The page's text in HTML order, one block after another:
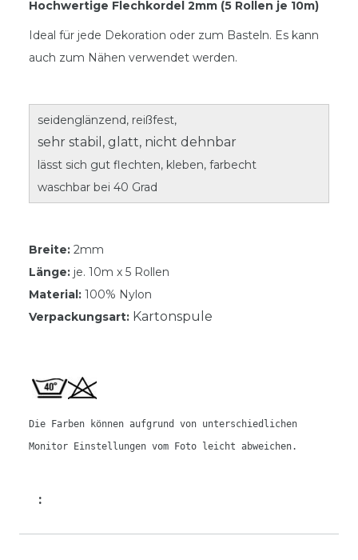
Hochwertige Flechkordel 2mm (5 Rollen je 10m)
Ideal für jede Dekoration oder zum Basteln. Es kann
auch zum Nähen verwendet werden.
seidenglänzend, reißfest,
sehr stabil, glatt, nicht dehnbar
lässt sich gut flechten, kleben, farbecht
waschbar bei 40 Grad
Breite: 2mm
Länge: je. 10m x 5 Rollen
Material: 100% Nylon
Verpackungsart: Kartonspule
Die Farben können aufgrund von unterschiedlichen
Monitor Einstellungen vom Foto leicht abweichen.
: